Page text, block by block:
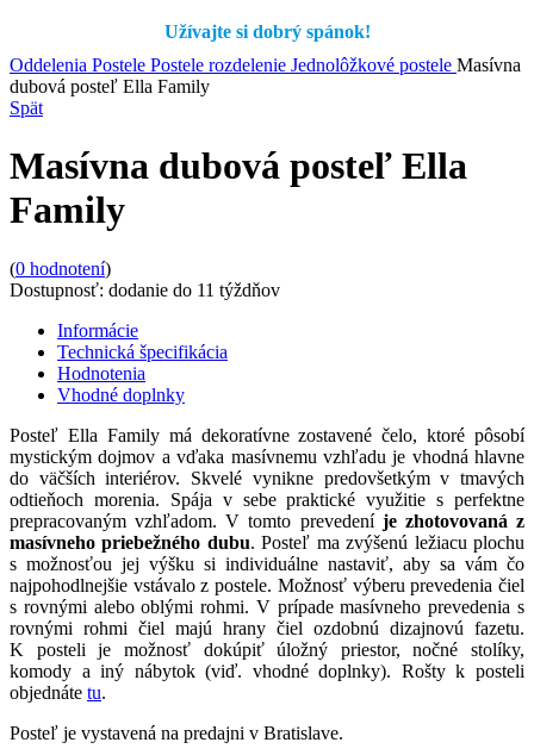
Užívajte si dobrý spánok!
Oddelenia Postele Postele rozdelenie Jednolôžkové postele Masívna
dubová posteľ Ella Family
Spät
Masívna dubová posteľ Ella
Family
(0 hodnotení)
Dostupnosť: dodanie do 11 týždňov
Informácie
Technická špecifikácia
Hodnotenia
Vhodné doplnky
Posteľ Ella Family má dekoratívne zostavené čelo, ktoré pôsobí
mystickým dojmov a vďaka masívnemu vzhľadu je vhodná hlavne
do väčších interiérov. Skvelé vynikne predovšetkým v tmavých
odtieňoch morenia. Spája v sebe praktické využitie s perfektne
prepracovaným vzhľadom. V tomto prevedení je zhotovovaná z
masívneho priebežného dubu. Posteľ ma zvýšenú ležiacu plochu
s možnosťou jej výšku si individuálne nastaviť, aby sa vám čo
najpohodlnejšie vstávalo z postele. Možnosť výberu prevedenia čiel
s rovnými alebo oblými rohmi. V prípade masívneho prevedenia s
rovnými rohmi čiel majú hrany čiel ozdobnú dizajnovú fazetu.
K posteli je možnosť dokúpiť úložný priestor, nočné stolíky,
komody a iný nábytok (viď. vhodné doplnky). Rošty k posteli
objednáte tu.
Posteľ je vystavená na predajni v Bratislave.